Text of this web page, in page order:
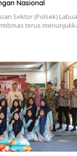
Nasional
Sektor (Polsek)
terus